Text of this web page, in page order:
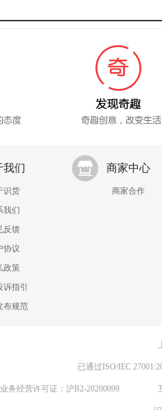
我们
识货
我们
反馈
协议
政策
指引
布规范
商家中心
商家合作
已通过ISO/IEC
务经营许可证：沪B2-20200099